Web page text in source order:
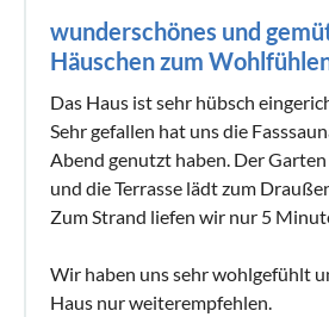
wunderschönes und
Häuschen zum
Das Haus ist sehr hübsch
Sehr gefallen hat uns die
Abend genutzt haben. Der
und die Terrasse lädt zum
Zum Strand liefen wir nur 5
Wir haben uns sehr wohlgefühlt
Haus nur weiterempfehlen.